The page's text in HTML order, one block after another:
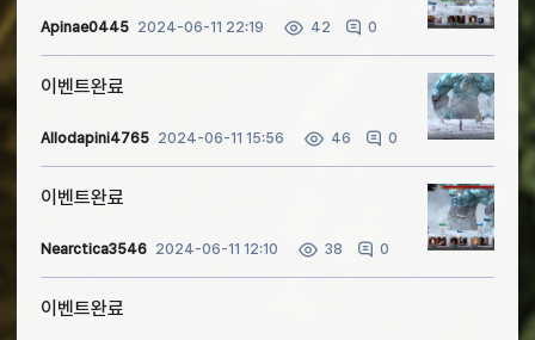
Apinae0445 2024-06-11 22:19 42 0
이벤트완료
Allodapini4765 2024-06-11 15:56 46 0
이벤트완료
Nearctica3546 2024-06-11 12:10 38 0
이벤트완료